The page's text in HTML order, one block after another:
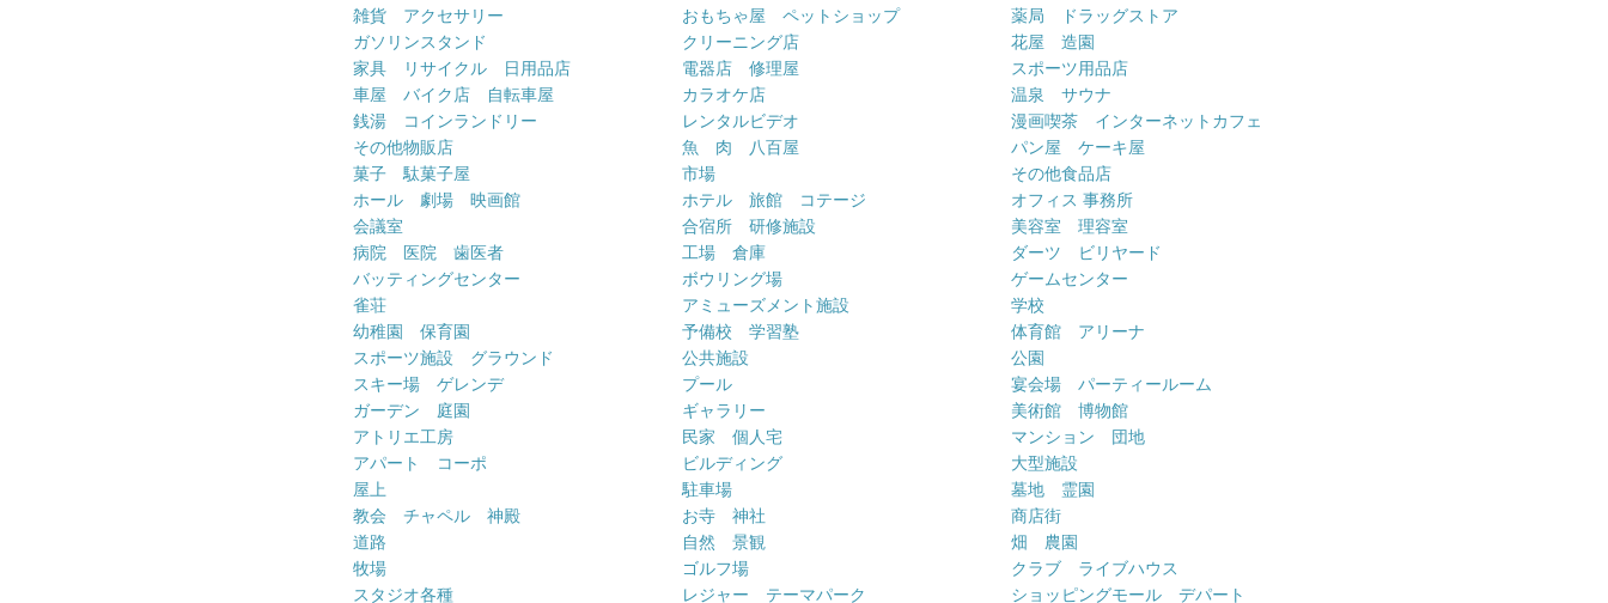
雑貨 アクセサリー
おもちゃ屋 ペットショップ
薬局 ドラッグストア
ガソリンスタンド
クリーニング店
花屋 造園
家具 リサイクル 日用品店
電器店 修理屋
スポーツ用品店
車屋 バイク店 自転車屋
カラオケ店
温泉 サウナ
銭湯 コインランドリー
レンタルビデオ
漫画喫茶 インターネットカフェ
その他物販店
魚 肉 八百屋
パン屋 ケーキ屋
菓子 駄菓子屋
市場
その他食品店
ホール 劇場 映画館
ホテル 旅館 コテージ
オフィス 事務所
会議室
合宿所 研修施設
美容室 理容室
病院 医院 歯医者
工場 倉庫
ダーツ ビリヤード
バッティングセンター
ボウリング場
ゲームセンター
雀荘
アミューズメント施設
学校
幼稚園 保育園
予備校 学習塾
体育館 アリーナ
スポーツ施設 グラウンド
公共施設
公園
スキー場 ゲレンデ
プール
宴会場 パーティールーム
ガーデン 庭園
ギャラリー
美術館 博物館
アトリエ工房
民家 個人宅
マンション 団地
アパート コーポ
ビルディング
大型施設
屋上
駐車場
墓地 霊園
教会 チャペル 神殿
お寺 神社
商店街
道路
自然 景観
畑 農園
牧場
ゴルフ場
クラブ ライブハウス
スタジオ各種
レジャー テーマパーク ショッピングモール デパート